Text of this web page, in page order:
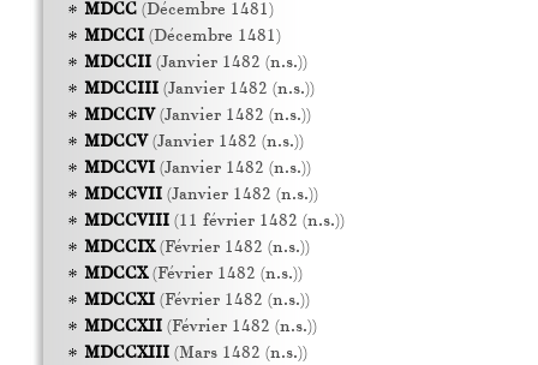
MDCC(Décembre 1481)
MDCCI(Décembre 1481)
MDCCII(Janvier 1482 (n.s.))
MDCCIII(Janvier 1482 (n.s.))
MDCCIV(Janvier 1482 (n.s.))
MDCCV(Janvier 1482 (n.s.))
MDCCVI(Janvier 1482 (n.s.))
MDCCVII(Janvier 1482 (n.s.))
MDCCVIII(11 février 1482 (n.s.))
MDCCIX(Février 1482 (n.s.))
MDCCX(Février 1482 (n.s.))
MDCCXI(Février 1482 (n.s.))
MDCCXII(Février 1482 (n.s.))
MDCCXIII(Mars 1482 (n.s.))